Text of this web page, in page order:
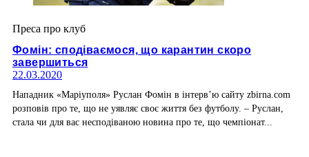
Преса про клуб
Фомін: сподіваємося, що карантин скоро
завершиться
22.03.2020
Нападник «Маріуполя» Руслан Фомін в інтерв’ю сайту zbirna.com
розповів про те, що не уявляє своє життя без футболу. – Руслан,
стала чи для вас несподіваною новина про те, що чемпіонат...